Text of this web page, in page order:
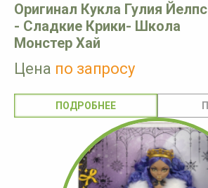
Оригинал Кукла Гулия Йелпс
- Сладкие Крики- Школа
Монстер Хай
Цена по запросу
ПОДРОБНЕЕ